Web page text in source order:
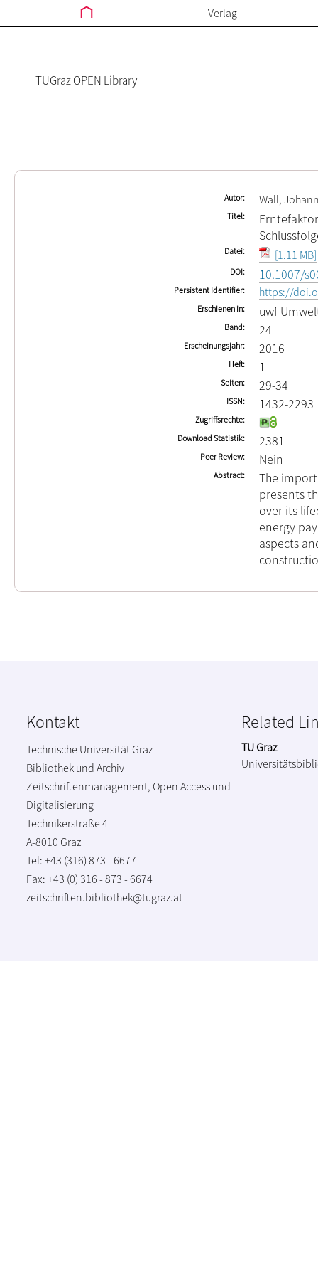
Verlag
TUGraz OPEN Library
Autor Wall,
Titel
Datei [1.11 MB]
DOI 10.1007/
Persistent Identifier https://
Erschienen in uwf
Band 24
Erscheinungsjahr 2016
Heft 1
Seiten 29-34
ISSN 1432-2293
Zugriffsrechte
Download Statistik
2381
Peer Review Nein
Abstract
The
presents
over its
energy
aspects
Kontakt
Technische Universität Graz
Bibliothek und Archiv
Zeitschriftenmanagement, Open Access und
Digitalisierung
Technikerstraße 4
A-8010 Graz
Tel: +43 (316) 873 - 6677
Fax: +43 (0) 316 - 873 - 6674
zeitschriften.bibliothek@tugraz.at
Related
TU Graz